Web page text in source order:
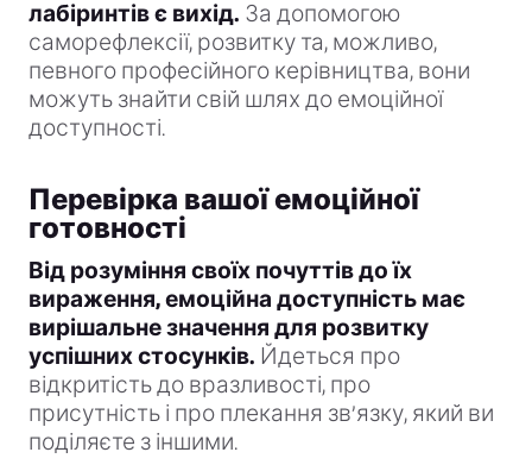
лабіринтів є вихід. За допомогою
саморефлексії, розвитку та, можливо,
певного професійного керівництва, вони
можуть знайти свій шлях до емоційної
доступності.
Перевірка вашої емоційної
готовності
Від розуміння своїх почуттів до їх
вираження, емоційна доступність має
вирішальне значення для розвитку
успішних стосунків. Йдеться про
відкритість до вразливості, про
присутність і про плекання зв’язку, який ви
поділяєте з іншими.